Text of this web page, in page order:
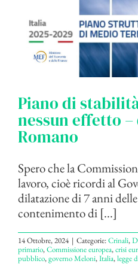
Piano di
nessun effetto
Romano
Spero che la
lavoro, cioè ricordi al
dilatazione di 7 anni
contenimento di [...]
14 Ottobre, 2024 | Categorie:Crinali,
primario,Commissione europea,crisi
pubblico,governo Meloni,Italia,legge